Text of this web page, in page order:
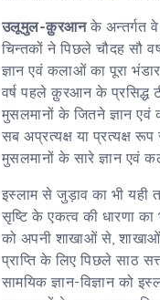
उलूमुल-क़ुरआनके अन्तर्गत वे
चिन्तकों ने पिछले चौदह सौ
ज्ञान एवं कलाओं का पूरा
वर्ष पहले क़ुरआन के प्रसिद्ध
मुसलमानों के जितने ज्ञान
सब अप्रत्यक्ष या प्रत्यक्ष
मुसलमानों के सारे ज्ञान
इस्लाम से जुड़ाव का भी यही
सृष्टि के एकत्व की धारणा
को अपनी शाखाओं से,
प्राप्ति के लिए पिछले साठ
सामयिक ज्ञान-विज्ञान को